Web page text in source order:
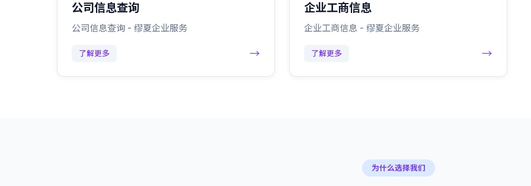
公司信息查询
公司信息查询 - 缪夏企业服务
了解更多 →
企业工商信息
企业工商信息 - 缪夏企业服务
了解更多 →
为什么选择我们